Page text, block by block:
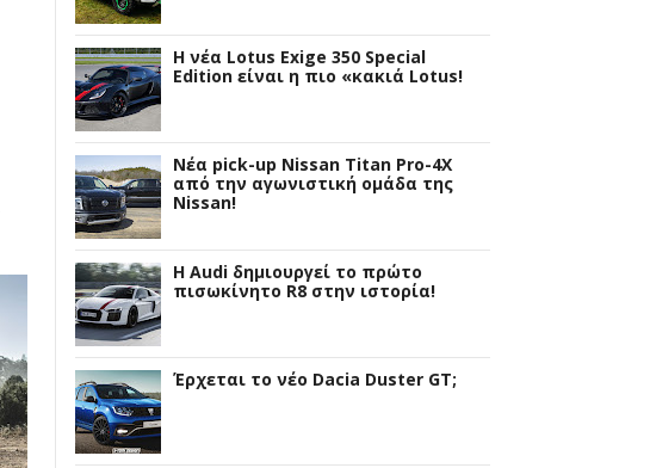
H νέα Lotus Exige 350 Special
Edition είναι η πιο «κακιά Lotus!
Νέα pick-up Nissan Titan Pro-4X
από την αγωνιστική ομάδα της
Nissan!
Η Audi δημιουργεί το πρώτο
πισωκίνητο R8 στην ιστορία!
Έρχεται το νέο Dacia Duster GT;